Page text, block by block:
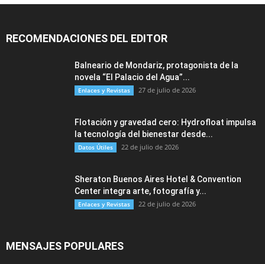
RECOMENDACIONES DEL EDITOR
Balneario de Mondariz, protagonista de la
novela “El Palacio del Agua”...
Enlaces y Revistas 27 de julio de 2026
Flotación y gravedad cero: Hydrofloat impulsa
la tecnología del bienestar desde...
Datos Útiles 22 de julio de 2026
Sheraton Buenos Aires Hotel & Convention
Center integra arte, fotografía y...
Enlaces y Revistas 22 de julio de 2026
MENSAJES POPULARES